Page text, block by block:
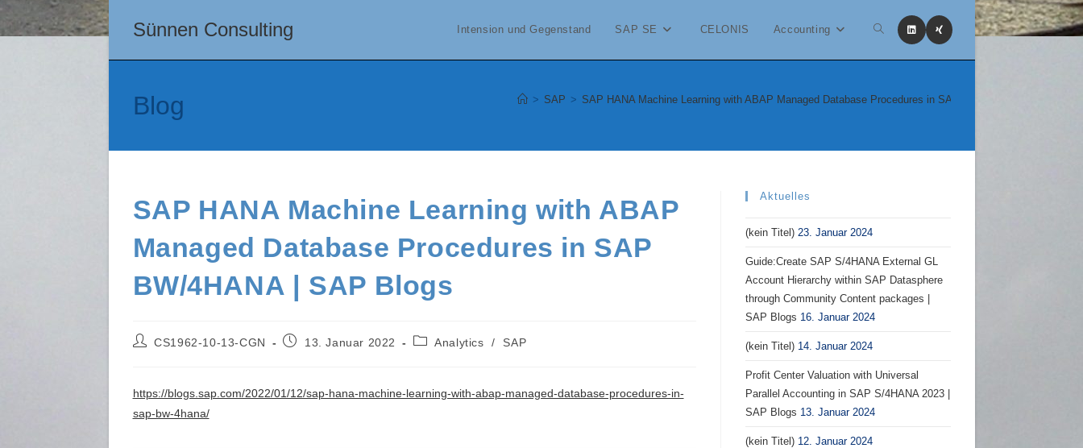
Zum
Inhalt
Sünnen Consulting Intension und Gegenstand SAP SE CELONIS Accounting Website-
umschalten
Blog > SAP > SAP HANA Machine Learning with ABAP Managed Database Procedures in SAP BW/4HANA | SAP Blogs
SAP HANA Machine Learning with ABAP
Managed Database Procedures in SAP
BW/4HANA | SAP Blogs
Beitrags-
CS1962-10-13-CGN
Beitrag13. Januar 2022
Beitrags-
Analytics / SAP
https://blogs.sap.com/2022/01/12/sap-hana-machine-learning-with-abap-managed-database-procedures-in-
sap-bw-4hana/
Aktuelles
(kein Titel) 23. Januar 2024
Guide:Create SAP S/4HANA External GL
Account Hierarchy within SAP Datasphere
through Community Content packages |
SAP Blogs 16. Januar 2024
(kein Titel) 14. Januar 2024
Profit Center Valuation with Universal
Parallel Accounting in SAP S/4HANA 2023 |
SAP Blogs 13. Januar 2024
(kein Titel) 12. Januar 2024